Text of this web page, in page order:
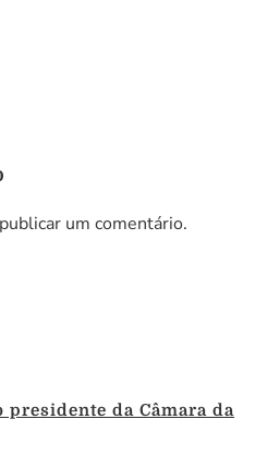
um comentário.
da Câmara da